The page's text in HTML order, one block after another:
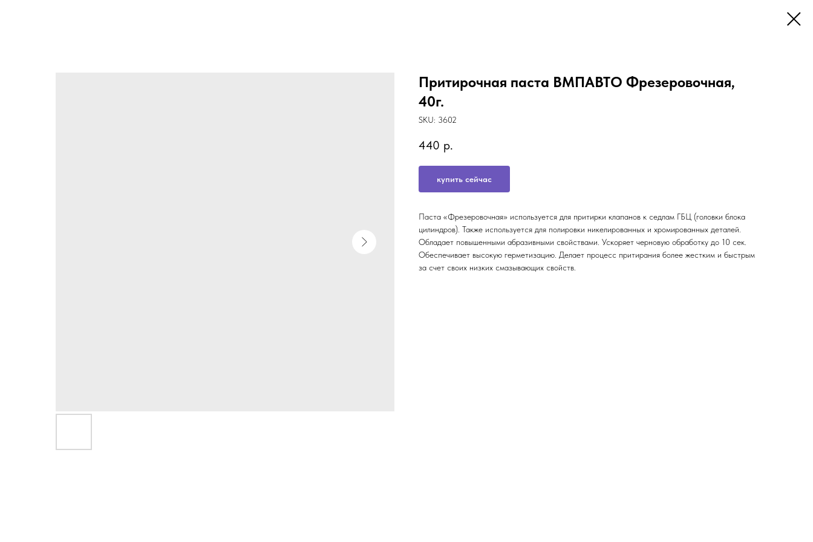
Притирочная паста ВМПАВТО Фрезеровочная,
40г.
SKU: 3602
440 р.
купить сейчас
Паста «Фрезеровочная» используется для притирки клапанов к седлам ГБЦ (головки блока
цилиндров). Также используется для полировки никелированных и хромированных деталей.
Обладает повышенными абразивными свойствами. Ускоряет черновую обработку до 10 сек.
Обеспечивает высокую герметизацию. Делает процесс притирания более жестким и быстрым
за счет своих низких смазывающих свойств.